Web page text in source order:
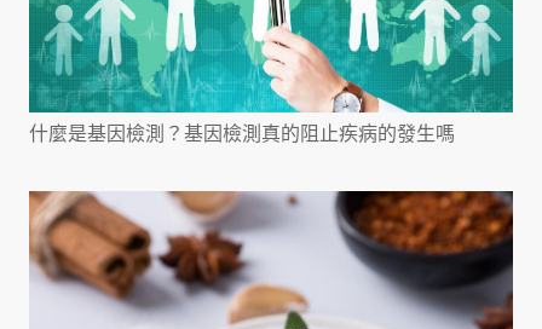
什麼是基因檢測？基因檢測真的阻止疾病的發生嗎